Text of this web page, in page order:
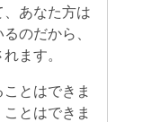
あなた方は
のだから、
ます。
とはできま
とはできま